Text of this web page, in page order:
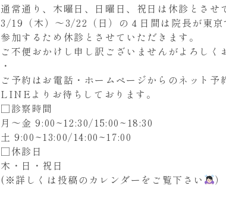
通常通り、木曜日、日曜日、祝日は休診とさせ
3/19（木）～3/22（日）の４日間は院長が東京
参加するため休診とさせていただきます。
ご不便おかけし申し訳ございませんがよろしく
・
ご予約はお電話・ホームページからのネット予
LINEよりお待ちしております。
□診察時間
月〜金 9:00~12:30/15:00~18:30
土 9:00~13:00/14:00~17:00
□休診日
木・日・祝日
(※詳しくは投稿のカレンダーをご覧下さい
）